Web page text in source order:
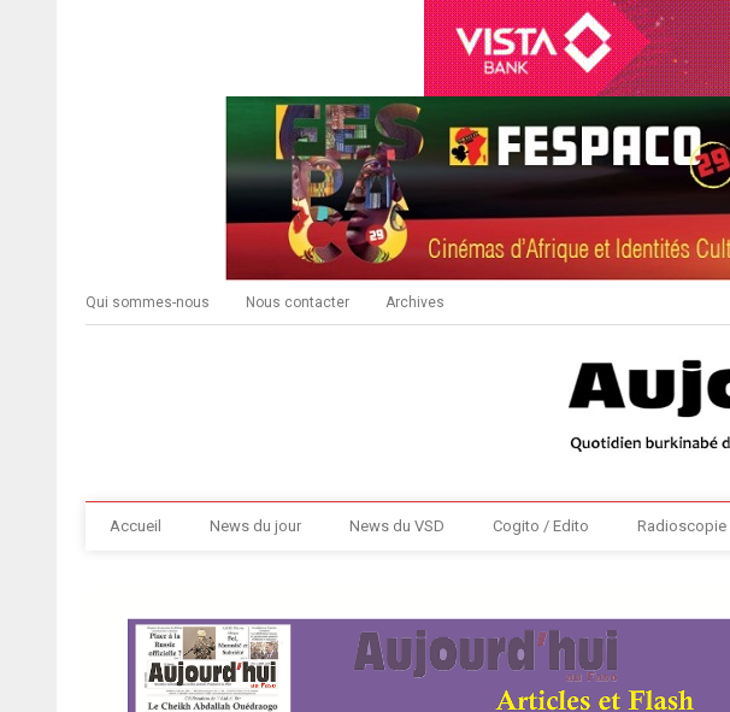
Qui sommes-nous Nous contacter Archives
Accueil News du jour News du VSD Cogito / Edito Radioscopie